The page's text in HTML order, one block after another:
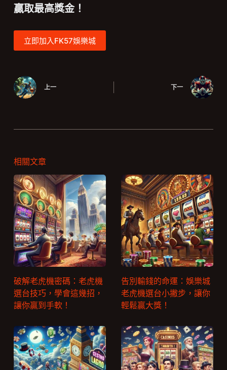
贏取最高獎金！
立即加入FK57娛樂城
上一 下一
相關文章
破解老虎機密碼：老虎機
選台技巧，學會這幾招，
讓你贏到手軟！
告別輸錢的命運：娛樂城
老虎機選台小撇步，讓你
輕鬆贏大獎！